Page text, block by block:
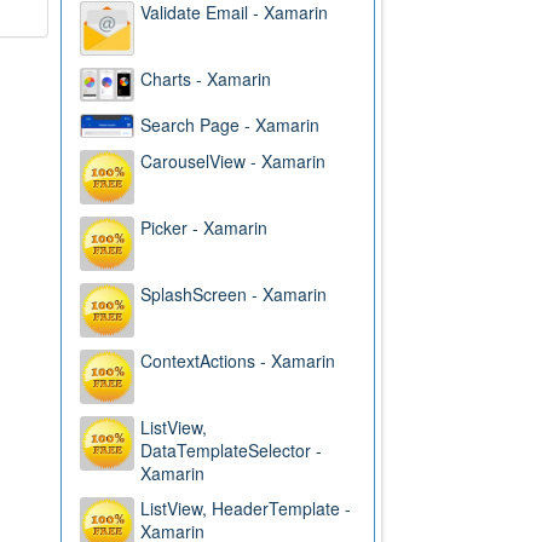
Validate Email - Xamarin
Charts - Xamarin
Search Page - Xamarin
CarouselView - Xamarin
Picker - Xamarin
SplashScreen - Xamarin
ContextActions - Xamarin
ListView,
DataTemplateSelector -
Xamarin
ListView, HeaderTemplate -
Xamarin